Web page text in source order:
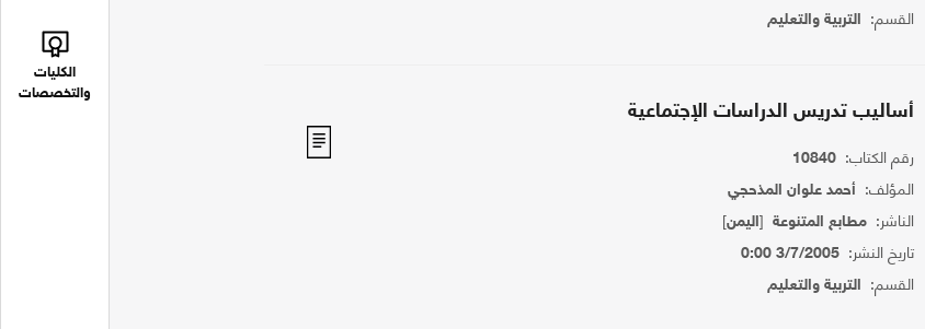
الكليات
والتخصصات
القسم: التربية والتعليم
أساليب تدريس الدراسات الإجتماعية
رقم الكتاب: 10840
المؤلف: أحمد علوان المذحجي
الناشر: مطابع المتنوعة[اليمن]
تاريخ النشر: 3/7/2005 0:00
القسم: التربية والتعليم